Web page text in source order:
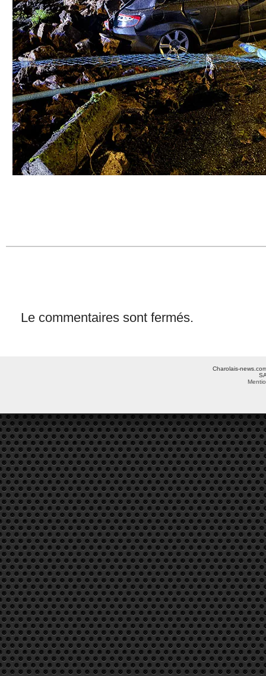
Le commentaires sont fermés.
Charolais-